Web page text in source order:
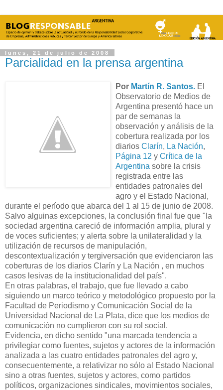
lunes, 21 de julio de 2008
Parcialidad en la prensa argentina
Por Martín R. Santos. El
Observatorio de Medios de
Argentina presentó hace un
par de semanas la
observación y análisis de la
cobertura realizada por los
diarios Clarín, La Nación,
Página 12 y Crítica de la
Argentina sobre la crisis
registrada entre las
entidades patronales del
agro y el Estado Nacional,
durante el período que abarca del 1 al 15 de junio de 2008.
Salvo alguinas excepciones, la conclusión final fue que "la
sociedad argentina careció de información amplia, plural y
de voces suficientes; y alerta sobre la unilateralidad y la
utilización de recursos de manipulación,
descontextualización y tergiversación que evidenciaron las
coberturas de los diarios Clarín y La Nación , en muchos
casos lesivas de la institucionalidad del país".
En otras palabras, el trabajo, que fue llevado a cabo
siguiendo un marco teórico y metodológico propuesto por la
Facultad de Periodismo y Comunicación Social de la
Universidad Nacional de La Plata, dice que los medios de
comunicación no cumplieron con su rol social.
Evidencia, en dicho sentido "una marcada tendencia a
privilegiar como fuentes, sujetos y actores de la información
analizada a las cuatro entidades patronales del agro y,
consecuentemente, a relativizar no sólo al Estado Nacional
sino a otras fuentes, sujetos y actores, como partidos
políticos, organizaciones sindicales, movimientos sociales,